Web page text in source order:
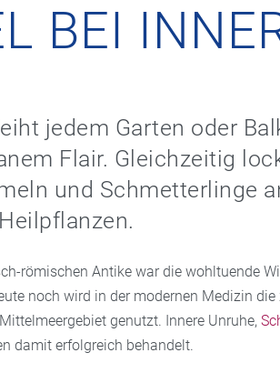
BEI
jedem Garten oder
Flair. Gleichzeitig
und Schmetterlinge
römischen Antike war die wohltuende
noch wird in der modernen Medizin
genutzt. Innere Unruhe,
damit erfolgreich behandelt.